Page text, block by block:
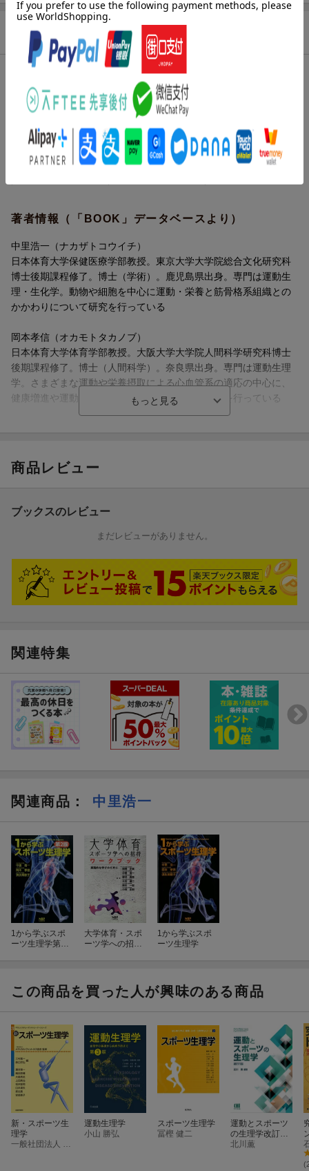
商品説明
目次（「BOOK」データベースより）
恒常性を維持しようとするからだとスポーツ／スポーツ生理学の
化学的基礎１-炭水化物、脂質、タンパク質／スポーツ生理学の化
学的基礎２-ＡＴＰ合成／骨格筋の構造と働き／神経組織とスポー
ツ／呼吸器系とスポーツ／循環器系とスポーツ／内分泌系とスポ
ーツ／体液・血液とスポーツ／スポーツとウエイトコントロール
著者情報（「BOOK」データベースより）
中里浩一（ナカザトコウイチ）
日本体育大学保健医療学部教授。東京大学大学院総合文化研究科
博士後期課程修了。博士（学術）。鹿児島県出身。専門は運動生
理・生化学。動物や細胞を中心に運動・栄養と筋骨格系組織との
かかわりについて研究を行っている
岡本孝信（オカモトタカノブ）
日本体育大学体育学部教授。大阪大学大学院人間科学研究科博士
後期課程修了。博士（人間科学）。奈良県出身。専門は運動生理
学。さまざまな運動や栄養摂取による心血管系の適応の中心に、
健康増進や運動パフォーマンス向上に資する研究を行っている
育科学研究科博士前期課程修了。博士（医学）。埼玉県出身。専
門は運動生理学。運動刺激に対する生理反応の男女差や月経周期
れた当時に掲載されていたものです）
商品レビュー
ブックスのレビュー
まだレビューがありません。
関連特集
関連商品 ： 中里浩一
1から学ぶスポ
ーツ生理学第2
大学体育・スポ
ーツ学への招待
1から学ぶスポ
ーツ生理学
この商品を買った人が興味のある商品
新・スポーツ生
理学
一般社団法人 メディカル・フィットネス協会
運動生理学
小山 勝弘
スポーツ生理学
冨樫 健二
運動とスポーツ
の生理学改訂4
版
北川薫